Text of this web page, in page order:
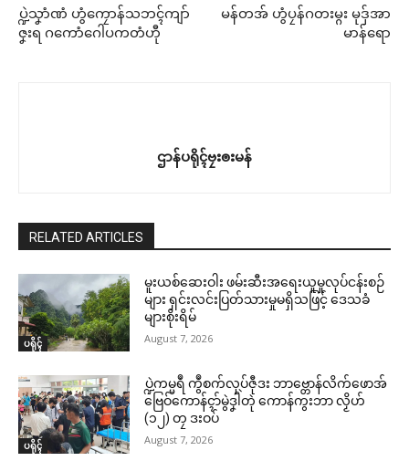
ပ္ဍဲသၞာံဏံ ဟွံကၠောန်သဘၚ်ကျာ်
ဇၞးရ ဂကောံဂေါပကတံဟီု
မန်တအ် ဟွံပၠန်ဂတးမ္ဂး မုဒှ်အာ
မာန်ရော
ဌာန်ပရိုၚ်ဗၠးၜးမန်
RELATED ARTICLES
ပရိုၚ်
မူးယစ်ဆေးဝါး ဖမ်းဆီးအရေးယူမှုလုပ်ငန်းစဉ်
များ ရှင်းလင်းပြတ်သားမှုမရှိသဖြင့် ဒေသခံ
များစိုးရိမ်
August 7, 2026
ပရိုၚ်
ပ္ဍဲကမ္မရဳ ကွဳစက်လုပ်ဇီုဒး ဘာဗ္တောန်လိက်ဖောအ်
ဗြေဝ်ကောန်ၚာ်မွဲဒၞါဲတုဲ ကောန်ကွးဘာ လၟိဟ်
(၁၂) တၠ ဒးဝပ်
August 7, 2026